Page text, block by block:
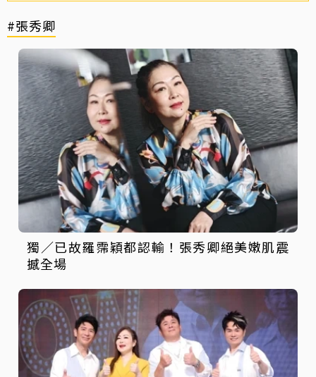
#張秀卿
獨／已故羅霈穎都認輸！張秀卿絕美嫩肌震
撼全場